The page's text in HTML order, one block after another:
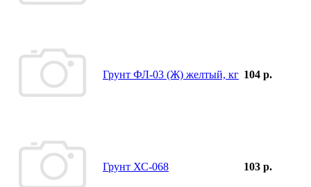
Грунт ФЛ-03 (Ж) желтый, кг 104 р.
Грунт ХС-068 103 р.